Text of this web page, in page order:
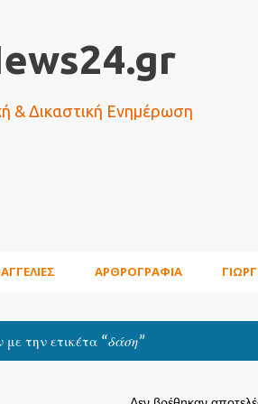
& Δικαστική Ενημέρωση
ΑΡΘΡΟΓΡΑΦΙΑ
την ετικέτα δάση